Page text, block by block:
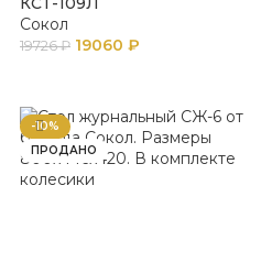
Сокол
19726₽ 19060 ₽
-10%
ПРОДАНО